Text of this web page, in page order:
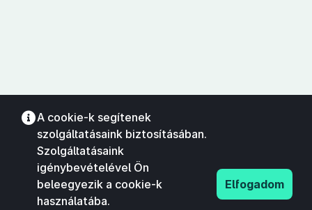
A cookie-k segítenek
szolgáltatásaink biztosításában.
Szolgáltatásaink
igénybevételével Ön
beleegyezik a cookie-k
használatába.
Elfogadom